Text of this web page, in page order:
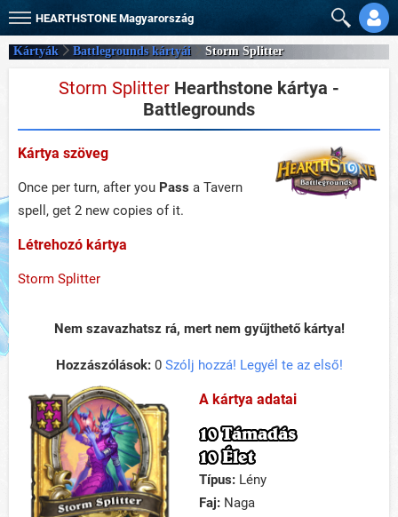
HEARTHSTONE Magyarország
Kártyák Battlegrounds kártyái Storm Splitter
Storm Splitter Hearthstone kártya -
Battlegrounds
Kártya szöveg
Once per turn, after you Pass a Tavern
spell, get 2 new copies of it.
Létrehozó kártya
Storm Splitter
Nem szavazhatsz rá, mert nem gyűjthető kártya!
Hozzászólások:0 Szólj hozzá! Legyél te az első!
A kártya adatai
10 Támadás
10 Élet
Típus: Lény
Faj: Naga